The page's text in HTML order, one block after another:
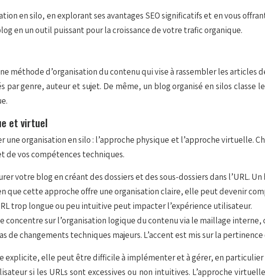
en silo, en explorant ses avantages SEO significatifs et en vous
en un outil puissant pour la croissance de votre trafic organique.
méthode d’organisation du contenu qui vise à rassembler les articles
par genre, auteur et sujet. De même, un blog organisé en silos
et virtuel
organisation en silo : l’approche physique et l’approche virtuelle.
de vos compétences techniques.
votre blog en créant des dossiers et des sous-dossiers dans l’URL.
cette approche offre une organisation claire, elle peut devenir
trop longue ou peu intuitive peut impacter l’expérience utilisateur.
concentre sur l’organisation logique du contenu via le maillage
changements techniques majeurs. L’accent est mis sur la
explicite, elle peut être difficile à implémenter et à gérer, en
si les URLs sont excessives ou non intuitives. L’approche